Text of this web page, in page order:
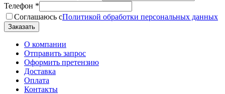
Телефон *
Соглашаюсь сПолитикой обработки персональных данных
О компании
Отправить запрос
Оформить претензию
Доставка
Оплата
Контакты